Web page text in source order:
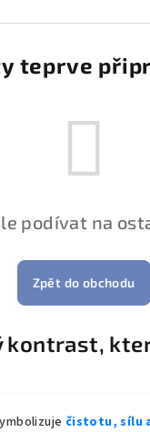
teprve
podívat na
Zpět do obchodu
kontrast,
čistotu, sílu